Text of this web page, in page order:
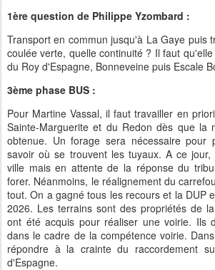
1ère question de Philippe Yzombard :
Transport en commun jusqu'à La Gaye puis
coulée verte, quelle continuité ? Il faut
du Roy d'Espagne, Bonneveine puis Escale
3ème phase BUS :
Pour Martine Vassal, il faut travailler en
Sainte-Marguerite et du Redon dès que la
obtenue. Un forage sera nécessaire pour
savoir où se trouvent les tuyaux. A ce
ville mais en attente de la réponse du
forer. Néanmoins, le réalignement du
tout. On a gagné tous les recours et la DUP
2026. Les terrains sont des propriétés de
ont été acquis pour réaliser une voirie. Ils
dans le cadre de la compétence voirie.
répondre à la crainte du raccordement
d'Espagne.